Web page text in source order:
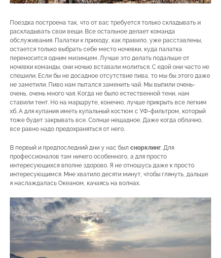
Поездка построена так, что от вас требуется только складывать и
раскладывать свои вещи. Все остальное делает команда
обслуживания. Палатки к приходу, как правило, уже расставлены,
остается только выбрать себе место ночевки, куда палатка
переносится одним мизинцем. Лучше это делать подальше от
ночевки команды, они ночью вставали молиться. С едой они часто не
спешили. Если бы не досадное отсутствие пива, то мы бы этого даже
не заметили. Пиво нам пытался заменить чай. Мы выпили очень-
очень, очень много чая. Когда не было естественной тени, нам
ставили тент. Но на маршруте, конечно, лучше прикрыть все легким
хб. А для купания иметь купальный костюм с УФ-фильтром, который
тоже будет закрывать все. Солнце нещадное. Даже когда облачно,
все равно надо предохраняться от него.
В первый и предпоследний дни у нас был снорклинг. Для
профессионалов там ничего особенного, а для просто
интересующихся вполне здорово. Я не отношусь даже к просто
интересующимся. Мне хватило десяти минут, чтобы глянуть, дальше
я наслаждалась Океаном, качаясь на волнах.